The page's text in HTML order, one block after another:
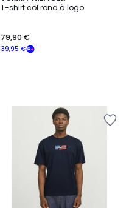
T-shirt col rond à logo
39,95 €
79,90 €